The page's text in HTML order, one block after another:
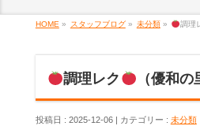
HOME » スタッフブログ» 未分類» 調理
調理レク （優和の
投稿日 : 2025-12-06 カテゴリー : 未分類